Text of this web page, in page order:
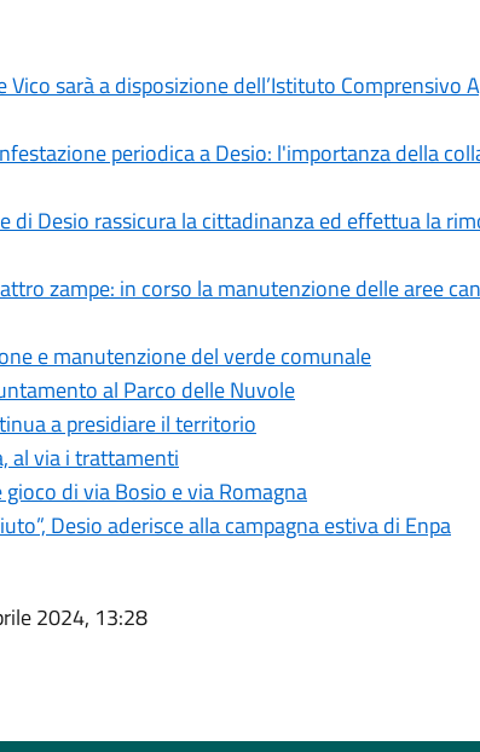
Vico sarà a disposizione dell’Istituto Comprensivo
periodica a Desio: l'importanza della
di Desio rassicura la cittadinanza ed effettua la
zampe: in corso la manutenzione delle aree
e manutenzione del verde comunale
al Parco delle Nuvole
a presidiare il territorio
al via i trattamenti
di via Bosio e via Romagna
Desio aderisce alla campagna estiva di Enpa
2024, 13:28